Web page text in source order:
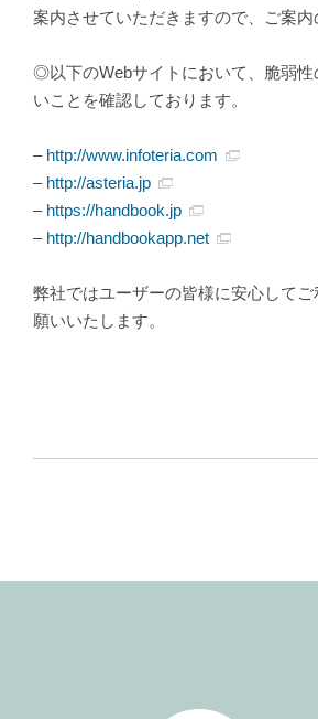
案内させていただきますので、ご案
◎以下のWebサイトにおいて、脆弱性
いことを確認しております。
– http://www.infoteria.com
– http://asteria.jp
– https://handbook.jp
– http://handbookapp.net
弊社ではユーザーの皆様に安心して
願いいたします。